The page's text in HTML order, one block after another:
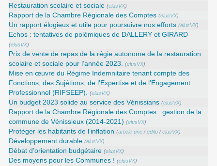
Restauration scolaire et sociale (elusVX)
Rapport de la Chambre Régionale des Comptes (elusVX)
Un rapport élogieux et utile pour poursuivre nos efforts (elusVX)
Echos : tentatives de polémiques de DALLERY et GIRARD
(elusVX)
Prix de vente de repas de la régie autonome de la restauration
scolaire et sociale pour l’année 2023. (elusVX)
Mise en œuvre du Régime Indemnitaire tenant compte des
Fonctions, des Sujétions, de l’Expertise et de l’Engagement
Professionnel (RIFSEEP). (elusVX)
Un budget 2023 solide au service des Vénissians (elusVX)
Rapport de la Chambre Régionale des Comptes : gestion de la
commune de Vénissieux (2014-2021) (elusVX)
Protéger les habitants de l’inflation (article une /edito /elusVX)
Développement durable (elusVX)
Débat d’orientation budgétaire (elusVX)
Des moyens pour les Communes ! (elusVX)